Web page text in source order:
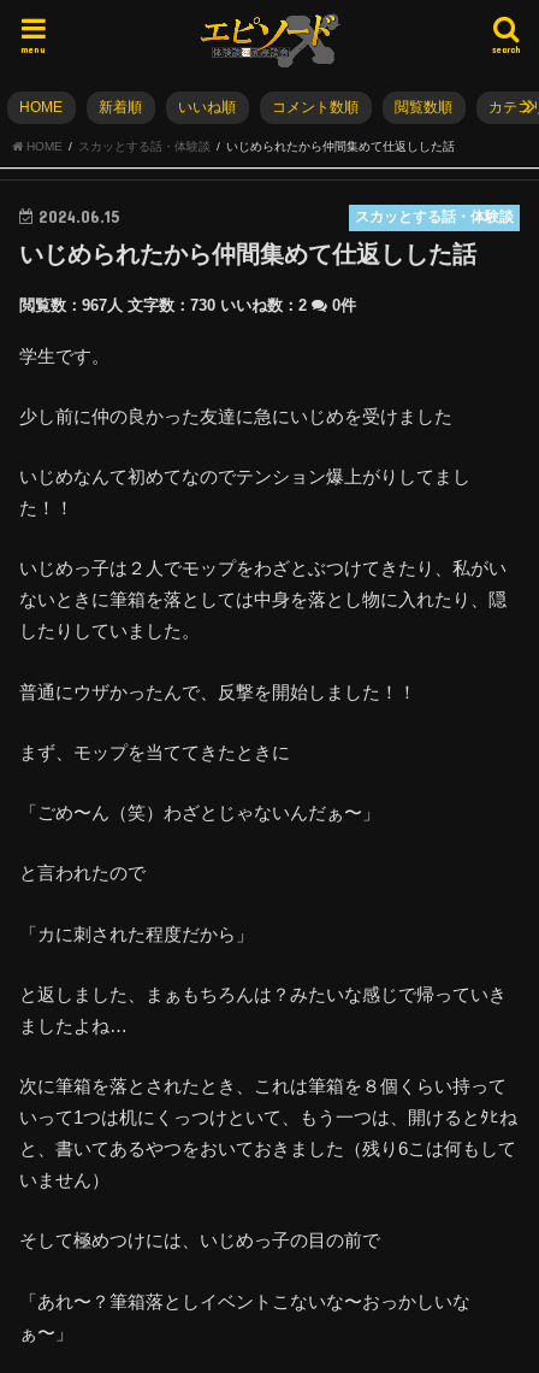
search
menu
HOME 新着順 いいね順 コメント数順 閲覧数順 カテゴ
HOME スカッとする話・体験談 いじめられたから仲間集めて仕返しした話
スカッとする話・体験談
2024.06.15
いじめられたから仲間集めて仕返しした話
閲覧数：967人 文字数：730 いいね数：2 0件
学生です。
少し前に仲の良かった友達に急にいじめを受けました
いじめなんて初めてなのでテンション爆上がりしてまし
た！！
いじめっ子は２人でモップをわざとぶつけてきたり、私がい
ないときに筆箱を落としては中身を落とし物に入れたり、隠
したりしていました。
普通にウザかったんで、反撃を開始しました！！
まず、モップを当ててきたときに
「ごめ〜ん（笑）わざとじゃないんだぁ〜」
と言われたので
「カに刺された程度だから」
と返しました、まぁもちろんは？みたいな感じで帰っていき
ましたよね…
次に筆箱を落とされたとき、これは筆箱を８個くらい持って
いって1つは机にくっつけといて、もう一つは、開けるとﾀﾋね
と、書いてあるやつをおいておきました（残り6こは何もして
いません）
そして極めつけには、いじめっ子の目の前で
「あれ〜？筆箱落としイベントこないな〜おっかしいな
ぁ〜」